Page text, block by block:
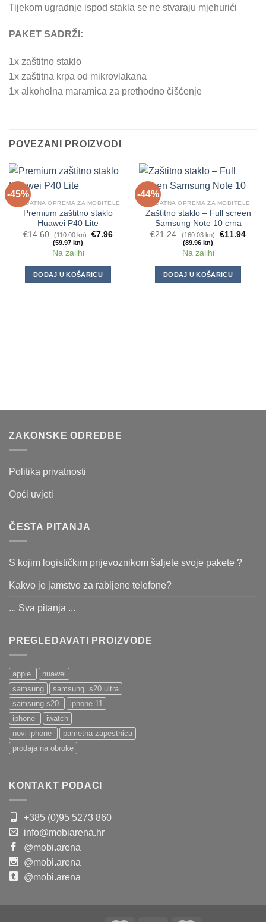
Tijekom ugradnje ispod stakla se ne stvaraju mjehurići
PAKET SADRŽI:
1x zaštitno staklo
1x zaštitna krpa od mikrovlakana
1x alkoholna maramica za prethodno čišćenje
POVEZANI PROIZVODI
-45%
DODATNA OPREMA ZA MOBITELE
Premium zaštitno staklo
Huawei P40 Lite
€14.60 (110.00 kn) €7.96
(59.97 kn)
Na zalihi
DODAJ U KOŠARICU
-44%
DODATNA OPREMA ZA MOBITELE
Zaštitno staklo – Full screen
Samsung Note 10 crna
€21.24 (160.03 kn) €11.94
(89.96 kn)
Na zalihi
DODAJ U KOŠARICU
ZAKONSKE ODREDBE
Politika privatnosti
Opći uvjeti
ČESTA PITANJA
S kojim logističkim prijevoznikom šaljete svoje pakete ?
Kakvo je jamstvo za rabljene telefone?
... Sva pitanja ...
PREGLEDAVATI PROIZVODE
apple
huawei
samsung
samsung s20 ultra
samsung s20
iphone 11
iphone
iwatch
novi iphone
pametna zapestnica
prodaja na obroke
KONTAKT PODACI
+385 (0)95 5273 860
info@mobiarena.hr
@mobi.arena
@mobi.arena
@mobi.arena